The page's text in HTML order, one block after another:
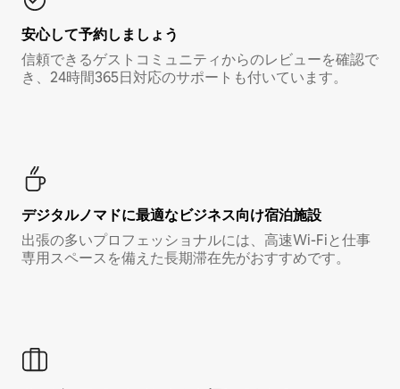
安心して予約しましょう
信頼できるゲストコミュニティからのレビューを確認で
き、24時間365日対応のサポートも付いています。
デジタルノマド⁠に最⁠適⁠なビ⁠ジ⁠ネ⁠ス⁠向⁠け宿⁠泊⁠施⁠設
出張の多いプロフェッショナルには、高速Wi-Fiと仕事
専用スペースを備えた長期滞在先がおすすめです。